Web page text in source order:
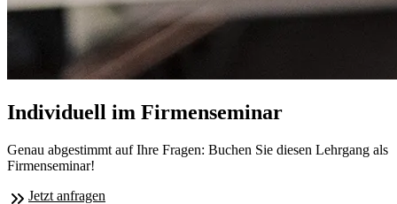
Individuell im Firmenseminar
Genau abgestimmt auf Ihre Fragen: Buchen Sie diesen Lehrgang als
Firmenseminar!
Jetzt anfragen